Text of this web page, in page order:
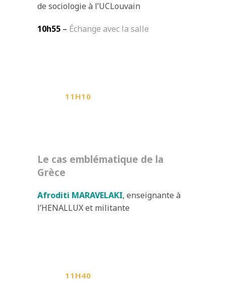
de sociologie à l’UCLouvain
10h55 – Échange avec la salle
11H10
Le cas emblématique de la
Grèce
Afroditi MARAVELAKI, enseignante à
l’HENALLUX et militante
11H40